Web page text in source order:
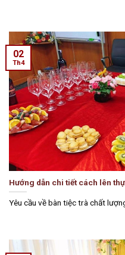
Hướng dẫn chi tiết cách lên
Yêu cầu về bàn tiệc trà chất
02
Th4